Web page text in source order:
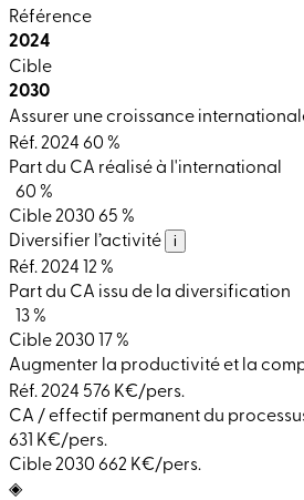
Référence
2024
Cible
2030
Assurer une croissance
Réf. 202460 %
Part du CA réalisé à l'international
60 %
Cible 203065 %
Diversifier l’activité
i
Réf. 202412 %
Part du CA issu de la diversification
13 %
Cible 203017 %
Augmenter la productivité et la
Réf. 2024 576 K€/pers.
CA / effectif permanent du
631 K€/pers.
Cible 2030662 K€/pers.
◈